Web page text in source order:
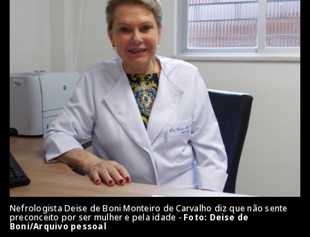
Nefrologista Deise de Boni Monteiro de Carvalho diz que não sente
preconceito por ser mulher e pela idade - Foto: Deise de
Boni/Arquivo pessoal